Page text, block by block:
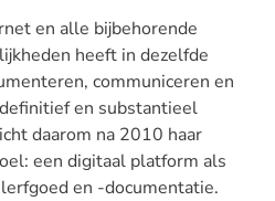
en alle bijbehorende
heeft in dezelfde
communiceren en
en substantieel
daarom na 2010 haar
een digitaal platform als
en -documentatie.